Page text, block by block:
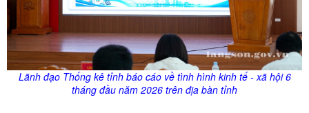
Lãnh đạo Thống kê tỉnh báo cáo về tình hình kinh tế - xã hội 6
tháng đầu năm 2026 trên địa bàn tỉnh